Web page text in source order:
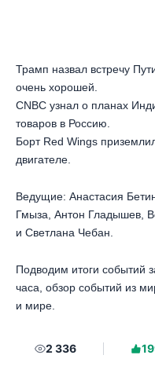
Трамп назвал встречу
очень хорошей.
CNBC узнал о планах
товаров в Россию.
Борт Red Wings
двигателе.
Ведущие: Анастасия
Гмыза, Антон Гладышев,
и Светлана Чебан.
Подводим итоги событий
часа, обзор событий из
и мире.
2 336